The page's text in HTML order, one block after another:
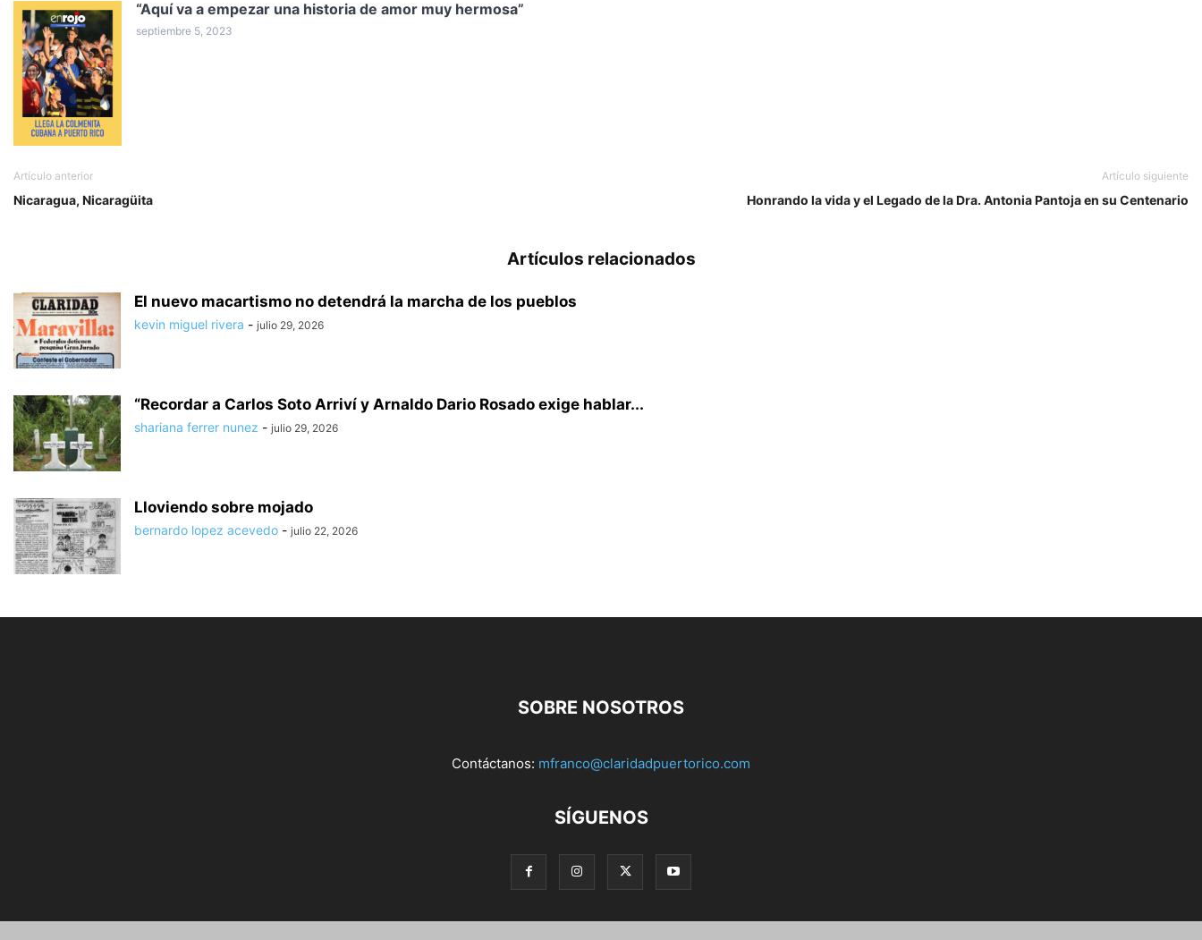
“Aquí va a empezar una historia de amor muy hermosa”
septiembre 5, 2023
Artículo anterior
Nicaragua, Nicaragüita
Artículo siguiente
Honrando la vida y el Legado de la Dra. Antonia Pantoja en su Centenario
Artículos relacionados
El nuevo macartismo no detendrá la marcha de los pueblos
kevin miguel rivera - julio 29, 2026
“Recordar a Carlos Soto Arriví y Arnaldo Dario Rosado exige hablar...
shariana ferrer nunez - julio 29, 2026
Lloviendo sobre mojado
bernardo lopez acevedo - julio 22, 2026
SOBRE NOSOTROS
Contáctanos: mfranco@claridadpuertorico.com
SÍGUENOS